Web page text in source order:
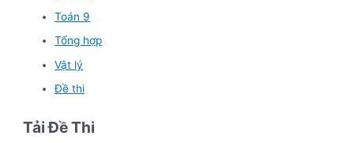
Toán 9
Tổng hợp
Vật lý
Đề thi
Tải Đề Thi